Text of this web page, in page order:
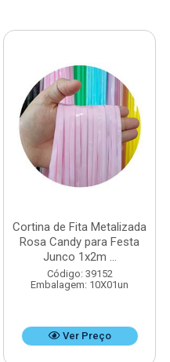
Cortina de Fita Metalizada
Rosa Candy para Festa
Junco 1x2m ...
Código: 39152
Embalagem: 10X01un
Ver Preço